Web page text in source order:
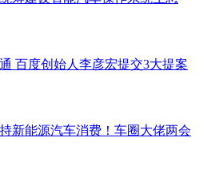
百度创始人李彦宏提交3大提案
新能源汽车消费！车圈大佬两会